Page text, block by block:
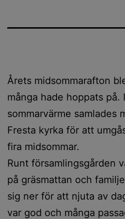
Årets midsommarafton
många hade hoppats på.
sommarvärme samlades
Fresta kyrka för att
fira midsommar.
Runt församlingsgården
på gräsmattan och
sig ner för att njuta av
var god och många